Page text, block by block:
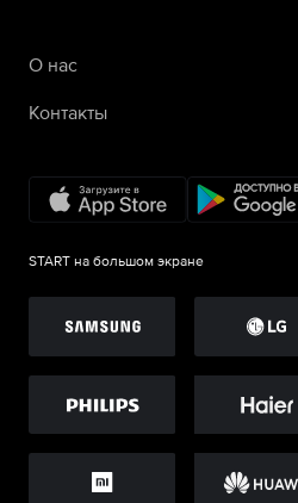
О нас
Контакты
START на большом экране